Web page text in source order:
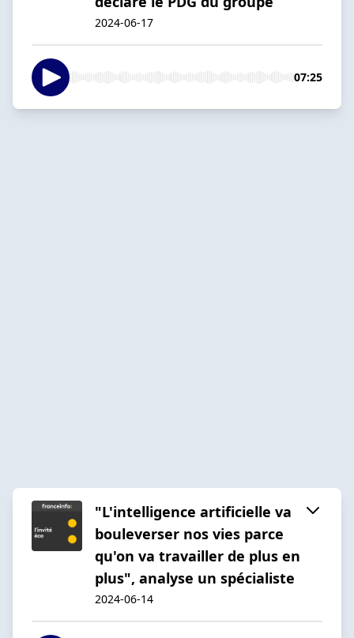
2024-06-17
07:25
"L'intelligence artificielle va
bouleverser nos vies parce
qu'on va travailler de plus en
plus", analyse un spécialiste
2024-06-14